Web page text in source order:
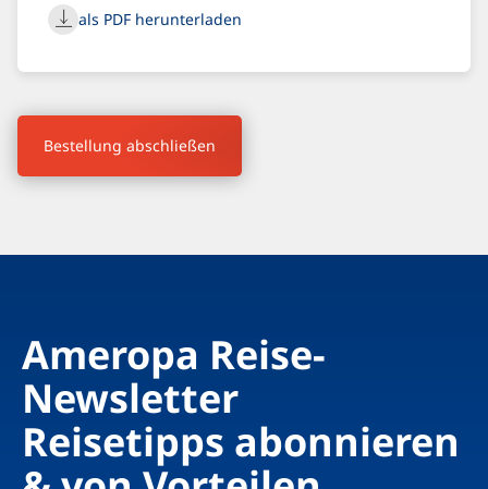
als PDF herunterladen
Bestellung abschließen
Ameropa Reise-
Newsletter
Reisetipps abonnieren